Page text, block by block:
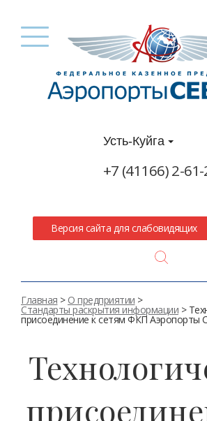
Усть-Куйга
+7 (41166) 2-
Версия сайта для слабовидящих
Главная > О предприятии >
Стандарты раскрытия информации >
присоединение к сетям ФКП Аэропорты